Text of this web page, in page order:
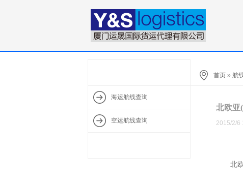
海运航线查询
空运航线查询
首页 » 航
北欧亚
2015/2/6
北欧